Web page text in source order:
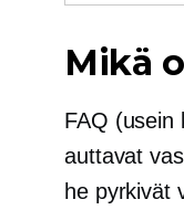
Mikä
FAQ (usein
auttavat
he pyrkivät